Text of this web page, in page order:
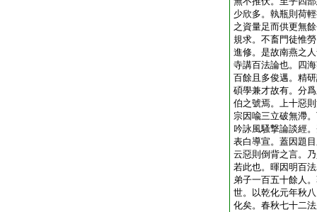
少欣多。執瓶則荷
之資量足而供更無
規求。不畜門徒惟
進修。是故南燕之
寺講百法論也。四
百餘且多俊邁。精
碩學兼才故有。分
伯之號焉。上十惡
宗因喩三立破無滯
吟詠風騷撃論談經
表白導宣。蓋因題
云惡則倒背之言。
若此也。暉因明百
弟子一百五十餘人
世。以乾化元年秋
化矣。春秋七十二